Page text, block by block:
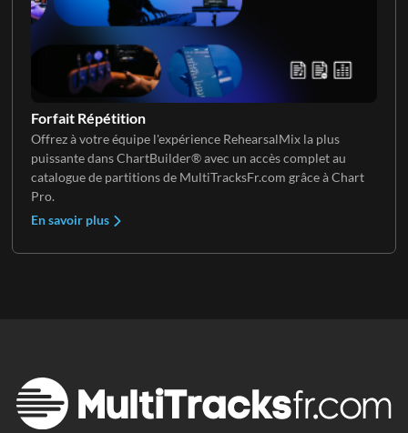
Clavier 3
Forfait Répétition
Offrez à votre équipe l'expérience RehearsalMix la plus
puissante dans ChartBuilder® avec un accès complet au
catalogue de partitions de MultiTracksFr.com grâce à Chart
Pro.
En savoir plus